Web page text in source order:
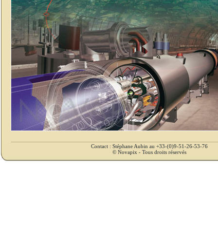
Contact : Stéphane Aubin au +33-(0)9-51-26-53-76
© Novapix - Tous droits réservés